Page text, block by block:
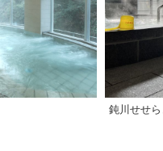
鈍川せせ